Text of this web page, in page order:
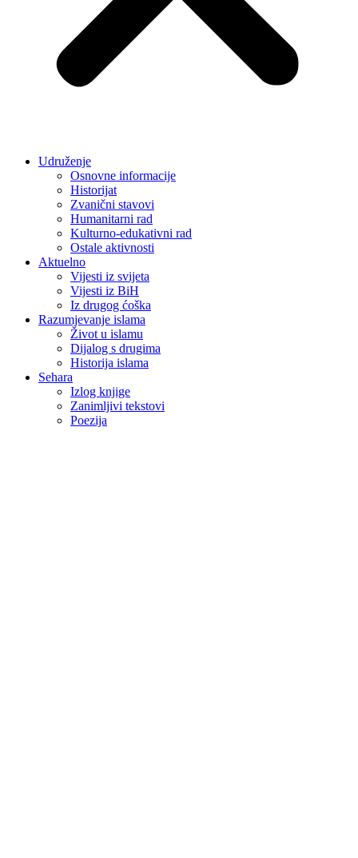
Udruženje
Osnovne informacije
Historijat
Zvanični stavovi
Humanitarni rad
Kulturno-edukativni rad
Ostale aktivnosti
Aktuelno
Vijesti iz svijeta
Vijesti iz BiH
Iz drugog ćoška
Razumjevanje islama
Život u islamu
Dijalog s drugima
Historija islama
Sehara
Izlog knjige
Zanimljivi tekstovi
Poezija